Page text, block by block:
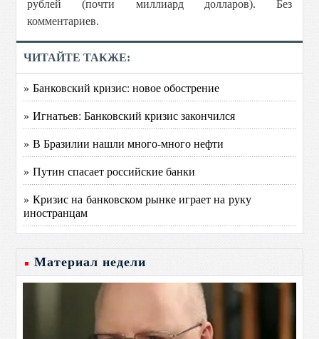
рублей (почти миллиард долларов). Без
комментариев.
ЧИТАЙТЕ ТАКЖЕ:
» Банковский кризис: новое обострение
» Игнатьев: Банковский кризис закончился
» В Бразилии нашли много-много нефти
» Путин спасает российские банки
» Кризис на банковском рынке играет на руку
иностранцам
Материал недели